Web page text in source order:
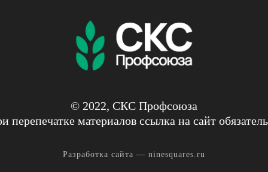
© 2022, СКС Профсоюза
перепечатке материалов ссылка на сайт
Разработка сайта — ninesquares.ru